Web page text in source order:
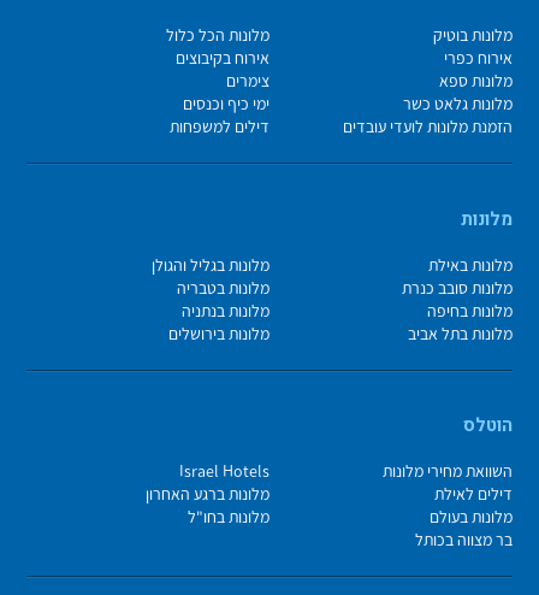
מלונות בוטיק
מלונות הכל כלול
אירוח כפרי
אירוח בקיבוצים
מלונות ספא
צימרים
מלונות גלאט כשר
ימי כיף וכנסים
הזמנת מלונות לועדי עובדים
דילים למשפחות
מלונות
מלונות באילת
מלונות בגליל והגולן
מלונות סובב כנרת
מלונות בטבריה
מלונות בחיפה
מלונות בנתניה
מלונות בתל אביב
מלונות בירושלים
הוטלס
השוואת מחירי מלונות
Israel Hotels
דילים לאילת
מלונות ברגע האחרון
מלונות בעולם
מלונות בחו"ל
בר מצווה בכותל